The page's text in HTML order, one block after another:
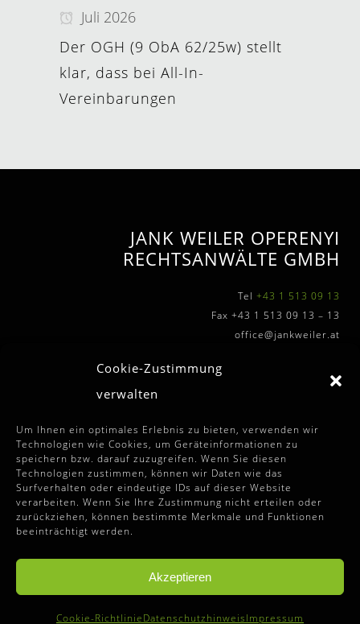
Cookie-Zustimmung
verwalten
Um Ihnen ein optimales Erlebnis zu bieten, verwenden wir
Technologien wie Cookies, um Geräteinformationen zu
speichern bzw. darauf zuzugreifen. Wenn Sie diesen
Technologien zustimmen, können wir Daten wie das
Surfverhalten oder eindeutige IDs auf dieser Website
verarbeiten. Wenn Sie Ihre Zustimmung nicht erteilen oder
zurückziehen, können bestimmte Merkmale und Funktionen
beeinträchtigt werden.
Akzeptieren
Cookie-RichtlinieDatenschutzhinweisImpressum
Juli 2026
Der OGH (9 ObA 62/25w) stellt
klar, dass bei All-In-
Vereinbarungen
JANK WEILER OPERENYI
RECHTSANWÄLTE GMBH
Tel +43 1 513 09 13
Fax +43 1 513 09 13 – 13
office@jankweiler.at
WEITERFÜHRENDE INFOS
Allgemeine Auftragssbedingungen
Disclaimer
Impressum